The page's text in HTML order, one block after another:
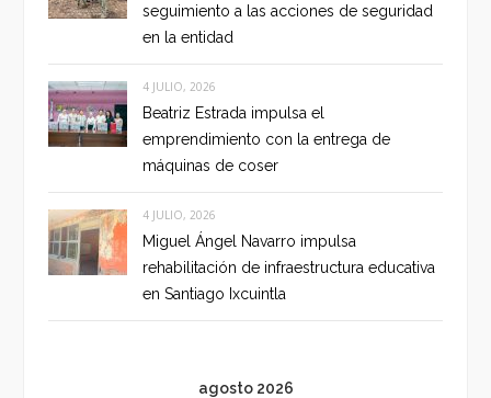
seguimiento a las acciones de seguridad
en la entidad
4 JULIO, 2026
Beatriz Estrada impulsa el
emprendimiento con la entrega de
máquinas de coser
4 JULIO, 2026
Miguel Ángel Navarro impulsa
rehabilitación de infraestructura educativa
en Santiago Ixcuintla
agosto 2026